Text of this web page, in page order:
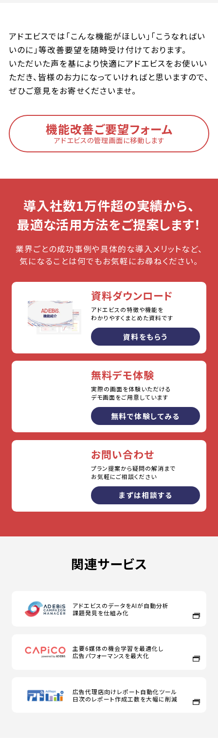
アドエビスでは「こんな機能がほしい」「こうなればい
いのに」等改善要望を随時受け付けております。
いただいた声を基により快適にアドエビスをお使いい
ただき、皆様のお力になっていければと思いますので、
ぜひご意見をお寄せくださいませ。
機能改善ご要望フォーム
アドエビスの管理画面に移動します
導入社数1万件超の実績から、
最適な活用方法をご提案します！
業界ごとの成功事例や具体的な導入メリットなど、
気になることは何でもお気軽にお尋ねください。
資料ダウンロード
アドエビスの特徴や機能を
わかりやすくまとめた資料です
資料をもらう
無料デモ体験
実際の画面を体験いただける
デモ画面をご用意しています
無料で体験してみる
お問い合わせ
プラン提案から疑問の解消まで
お気軽にご相談ください
まずは相談する
関連サービス
アドエビスのデータをAIが自動分析
課題発見を仕組み化
主要6媒体の機会学習を最適化し
広告パフォーマンスを最大化
広告代理店向けレポート自動化ツール
日次のレポート作成工数を大幅に削減